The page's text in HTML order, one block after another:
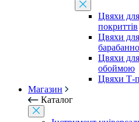
Цвяхи
покриттів
Цвяхи для
Цвяхи
обоймою
Цвяхи Т-
Магазин
Каталог